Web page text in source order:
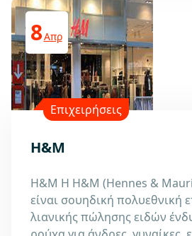
8Απρ
Επιχειρήσεις
H&M
H&M Η H&M (Hennes &
είναι σουηδική πολυεθνική
λιανικής πώλησης ειδών